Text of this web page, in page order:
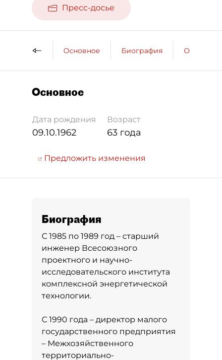
Пресс-досье
Основное Биография
Основное
Дата рождения
09.10.1962
Возраст
63 года
Предложить изменения
Биография
С 1985 по 1989 год – старший
инженер Всесоюзного
проектного и научно-
исследовательского института
комплексной энергетической
технологии.
С 1990 года – директор малого
государственного предприятия
– Межхозяйственного
территориально-